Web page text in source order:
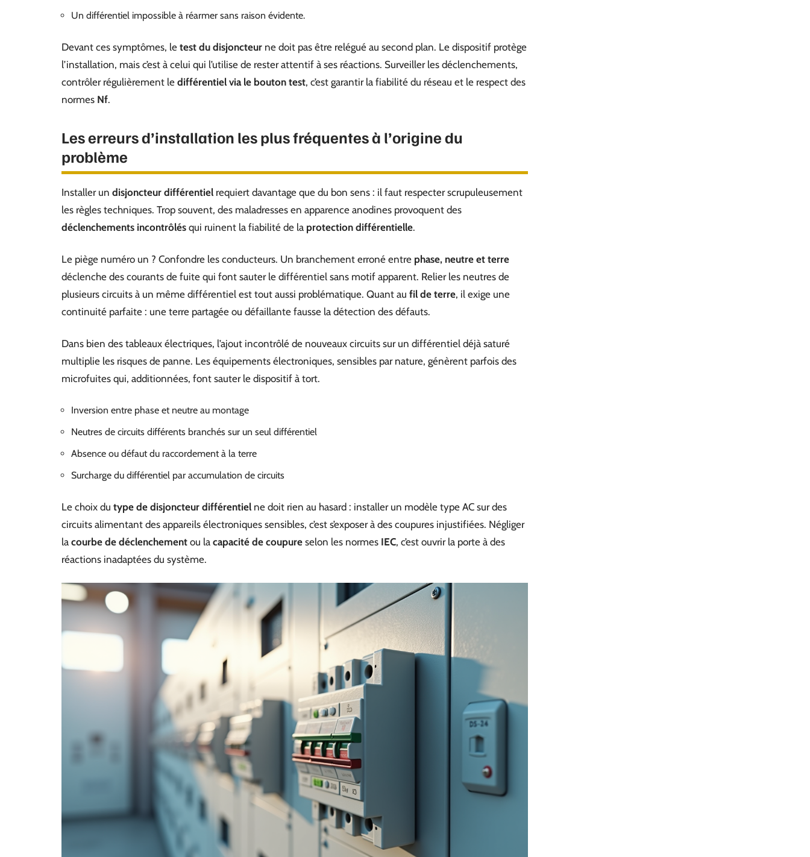
Un différentiel impossible à réarmer sans raison évidente.
Devant ces symptômes, le test du disjoncteur ne doit pas être relégué au second plan. Le dispositif protège
l’installation, mais c’est à celui qui l’utilise de rester attentif à ses réactions. Surveiller les déclenchements,
contrôler régulièrement le différentiel via le bouton test, c’est garantir la fiabilité du réseau et le respect des
normes Nf.
Les erreurs d’installation les plus fréquentes à l’origine du
problème
Installer un disjoncteur différentiel requiert davantage que du bon sens : il faut respecter scrupuleusement
les règles techniques. Trop souvent, des maladresses en apparence anodines provoquent des
déclenchements incontrôlés qui ruinent la fiabilité de la protection différentielle.
Le piège numéro un ? Confondre les conducteurs. Un branchement erroné entre phase, neutre et terre
déclenche des courants de fuite qui font sauter le différentiel sans motif apparent. Relier les neutres de
plusieurs circuits à un même différentiel est tout aussi problématique. Quant au fil de terre, il exige une
continuité parfaite : une terre partagée ou défaillante fausse la détection des défauts.
Dans bien des tableaux électriques, l’ajout incontrôlé de nouveaux circuits sur un différentiel déjà saturé
multiplie les risques de panne. Les équipements électroniques, sensibles par nature, génèrent parfois des
microfuites qui, additionnées, font sauter le dispositif à tort.
Inversion entre phase et neutre au montage
Neutres de circuits différents branchés sur un seul différentiel
Absence ou défaut du raccordement à la terre
Surcharge du différentiel par accumulation de circuits
Le choix du type de disjoncteur différentiel ne doit rien au hasard : installer un modèle type AC sur des
circuits alimentant des appareils électroniques sensibles, c’est s’exposer à des coupures injustifiées. Négliger
la courbe de déclenchement ou la capacité de coupure selon les normes IEC, c’est ouvrir la porte à des
réactions inadaptées du système.